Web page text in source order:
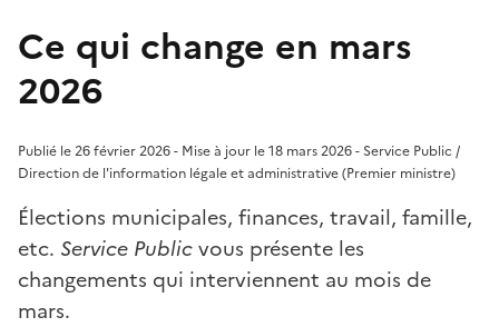
Ce qui change en mars
2026
Publié le 26 février 2026 - Mise à jour le 18 mars 2026 - Service Public /
Direction de l'information légale et administrative (Premier ministre)
Élections municipales, finances, travail, famille,
etc. Service Publicvous présente les
changements qui interviennent au mois de
mars.